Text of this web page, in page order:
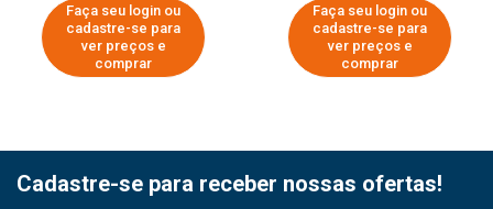
Faça seu login ou
cadastre-se para
ver preços e
comprar
Faça seu login ou
cadastre-se para
ver preços e
comprar
Cadastre-se para receber nossas ofertas!